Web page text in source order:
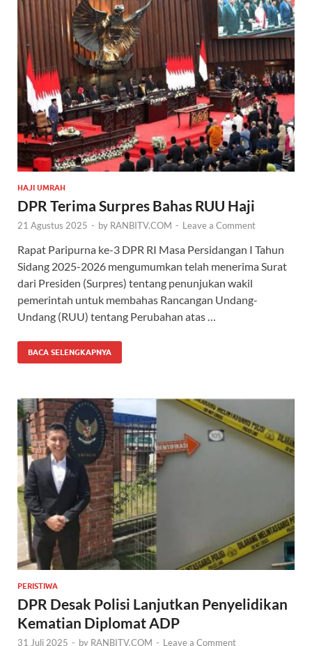
HAJI UMRAH
DPR Terima Surpres Bahas RUU Haji
21 Agustus 2025 - by RANBITV.COM - Leave a Comment
Rapat Paripurna ke-3 DPR RI Masa Persidangan I Tahun
Sidang 2025-2026 mengumumkan telah menerima Surat
dari Presiden (Surpres) tentang penunjukan wakil
pemerintah untuk membahas Rancangan Undang-
Undang (RUU) tentang Perubahan atas …
BACA SELENGKAPNYA
PERISTIWA
DPR Desak Polisi Lanjutkan Penyelidikan
Kematian Diplomat ADP
31 Juli 2025 - by RANBITV.COM - Leave a Comment